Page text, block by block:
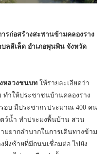
รก่อสร้างสะพานข้ามคลองราง
ลลีเล็ด อำเภอพุนพิน จังหวัด
หลวงชนบท ให้รายละเอียดว่า
ทำให้ประชาชนบ้านคลองราง
อบ มีประชากรประมาณ 400 คน
ว์น้ำ ทำประมงพื้นบ้าน สวน
ยากลำบากในการเดินทางข้าม
ฝั่งซ้ายที่มีถนนเชื่อมต่อ ไปยัง